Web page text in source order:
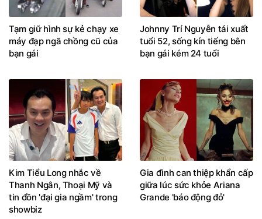
Tạm giữ hình sự kẻ chạy xe
máy đạp ngã chồng cũ của
bạn gái
Johnny Trí Nguyễn tái xuất
tuổi 52, sống kín tiếng bên
bạn gái kém 24 tuổi
Kim Tiểu Long nhắc về
Thanh Ngân, Thoại Mỹ và
tin đồn 'đại gia ngầm' trong
showbiz
Gia đình can thiệp khẩn cấp
giữa lúc sức khỏe Ariana
Grande 'báo động đỏ'